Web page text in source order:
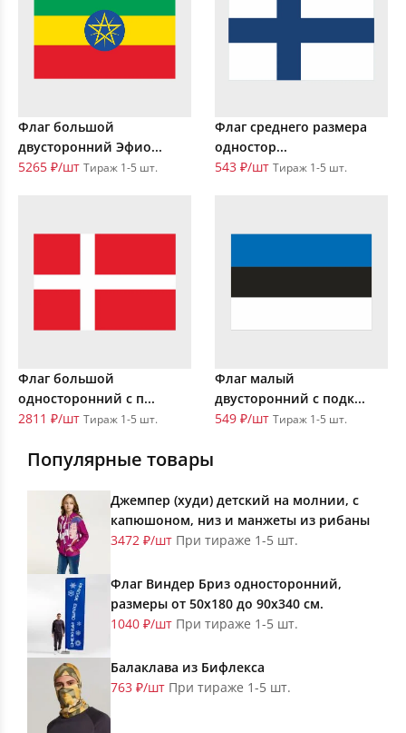
Флаг большой
двусторонний Эфио...
5265 ₽/шт Тираж 1-5 шт.
Флаг среднего размера
одностор...
543 ₽/шт Тираж 1-5 шт.
Флаг большой
односторонний с п...
2811 ₽/шт Тираж 1-5 шт.
Флаг малый
двусторонний с подк...
549 ₽/шт Тираж 1-5 шт.
Популярные товары
Джемпер (худи) детский на молнии, с
капюшоном, низ и манжеты из рибаны
3472 ₽/шт При тираже 1-5 шт.
Флаг Виндер Бриз односторонний,
размеры от 50х180 до 90х340 см.
1040 ₽/шт При тираже 1-5 шт.
Балаклава из Бифлекса
763 ₽/шт При тираже 1-5 шт.